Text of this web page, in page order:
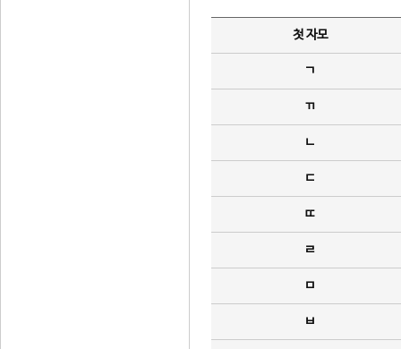
첫 자모
ㄱ
ㄲ
ㄴ
ㄷ
ㄸ
ㄹ
ㅁ
ㅂ